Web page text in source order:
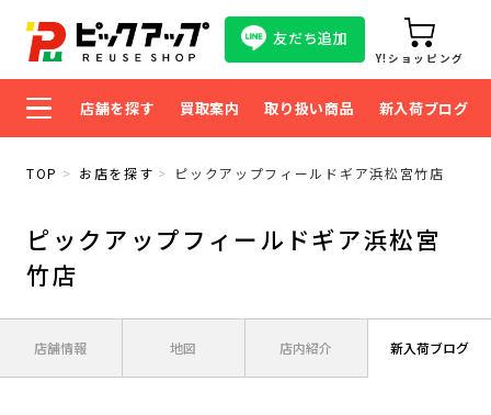
友だち追加
Y!ショッピング
店舗を探す 買取案内 取り扱い商品 新入荷ブログ
TOP お店を探す ピックアップフィールドギア浜松宮竹店
ピックアップフィールドギア浜松宮
竹店
店舗情報 地図 店内紹介 新入荷ブログ